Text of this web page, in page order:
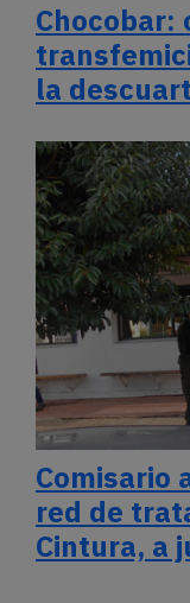
Chocobar:
la
Comisario
red de
Cintura, a